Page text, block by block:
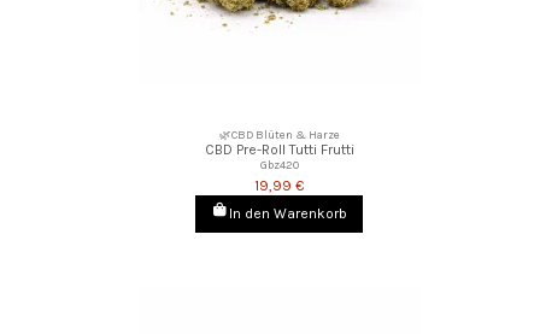
🌿CBD Blüten & Harze
CBD Pre-Roll Tutti Frutti
Gbz420
19,99 €
In den Warenkorb